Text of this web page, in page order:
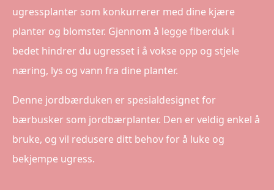
ugressplanter som konkurrerer med dine kjære
planter og blomster. Gjennom å legge fiberduk i
bedet hindrer du ugresset i å vokse opp og stjele
næring, lys og vann fra dine planter.
Denne jordbærduken er spesialdesignet for
bærbusker som jordbærplanter. Den er veldig enkel å
bruke, og vil redusere ditt behov for å luke og
bekjempe ugress.